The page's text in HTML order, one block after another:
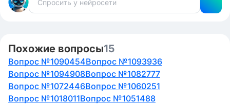
An old mouse was brave enough to hang a bell around
the cat’s neck. - TRUE (+), сказано, что никто не
ответил на вопрос о том, кто повесит колокольчик, так
что никто не был достаточно смелым.
Похожие вопросы15
Вопрос №1090454Вопрос №1093936
Вопрос №1094908Вопрос №1082777
Вопрос №1072446Вопрос №1060251
Вопрос №1018011Вопрос №1051488